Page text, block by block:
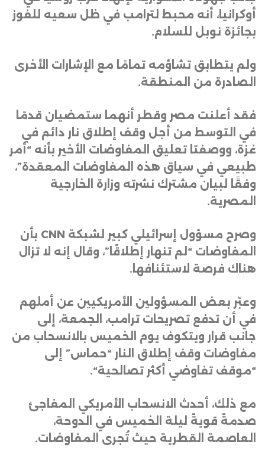
أوكرانيا، أنه محبط لترامب في ظل سعيه للفوز
بجائزة نوبل للسلام.
ولم يتطابق تشاؤمه تمامًا مع الإشارات الأخرى
الصادرة من المنطقة.
فقد أعلنت مصر وقطر أنهما ستمضيان قدمًا
في التوسط من أجل وقف إطلاق نار دائم في
غزة، ووصفتا تعليق المفاوضات الأخير بأنه “أمر
طبيعي في سياق هذه المفاوضات المعقدة”،
وفقًا لبيان مشترك نشرته وزارة الخارجية
المصرية.
وصرح مسؤول إسرائيلي كبير لشبكة
بأن
المفاوضات “لم تنهار إطلاقًا”، وقال إنه لا تزال
هناك فرصة لاستئنافها .
وعبّر بعض المسؤولين الأمريكيين عن أملهم
في أن تدفع تصريحات ترامب، الجمعة، إلى
جانب قرار ويتكوف يوم الخميس بالانسحاب من
مفاوضات وقف إطلاق النار “حماس” إلى
“موقف تفاوضي أكثر تصالحية“.
مع ذلك، أحدث الانسحاب الأمريكي المفاجئ
صدمةً قويةً ليلة الخميس في الدوحة،
العاصمة القطرية حيث تُجرى المفاوضات.